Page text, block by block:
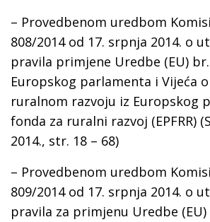
– Provedbenom uredbom
808/2014 od 17. srpnja 2014. o
pravila primjene Uredbe (EU)
Europskog parlamenta i Vijeća
ruralnom razvoju iz Europskog
fonda za ruralni razvoj (EPFRR)
2014., str. 18 – 68)
– Provedbenom uredbom
809/2014 оd 17. srpnja 2014. o
pravila za primjenu Uredbe (EU)